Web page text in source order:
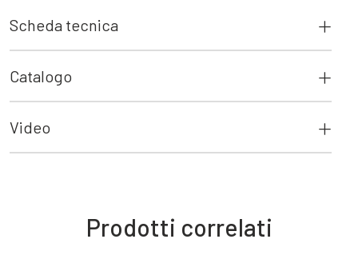
Scheda tecnica
Catalogo
Video
Prodotti correlati